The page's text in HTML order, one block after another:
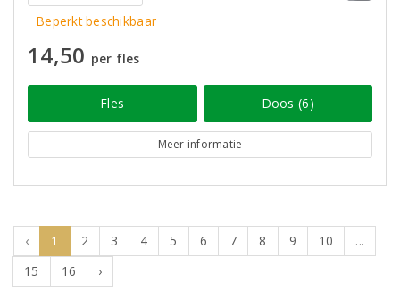
Beperkt beschikbaar
14,50 per fles
Fles Doos (6)
Meer informatie
‹ 1 2 3 4 5 6 7 8 9 10
...
15
16 ›